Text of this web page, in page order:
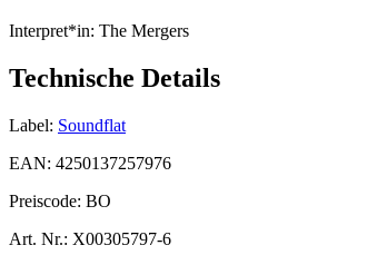
Interpret*in: The Mergers
Technische Details
Label: Soundflat
EAN: 4250137257976
Preiscode: BO
Art. Nr.: X00305797-6